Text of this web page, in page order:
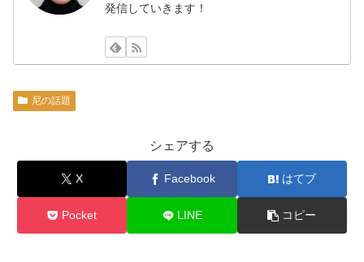
発信していきます！
尼の話題
シェアする
X Facebook はてブ
Pocket LINE コピー